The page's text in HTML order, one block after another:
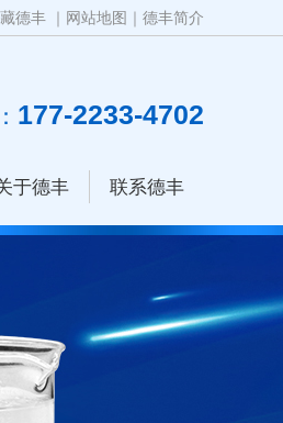
德丰 ｜ 网站地图 ｜ 德丰简介
177-2233-4702
于德丰 联系德丰